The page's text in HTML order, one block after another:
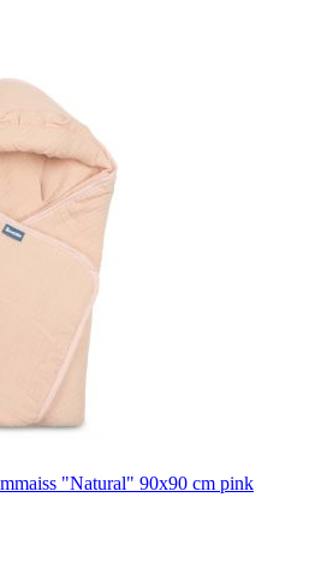
"Natural" 90x90 cm pink